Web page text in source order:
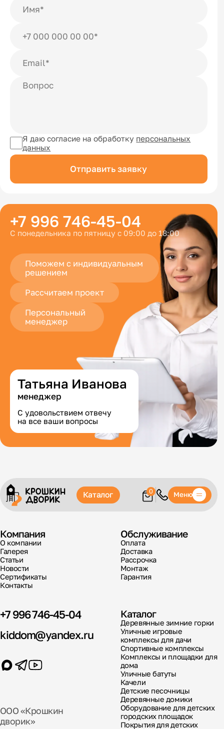
Я даю согласие на обработку персональных
данных
Отправить заявку
+7 996 746-45-04
С понедельника по пятницу с 09:00 до 18:00
Поможем с индивидуальным
решением
Рассчитаем проект
Персональный
менеджер
Татьяна Иванова
менеджер
С удовольствием отвечу
на все ваши вопросы
Каталог 0 Меню
+7 996 746-45-04
kiddom@yandex.ru
ООО «Крошкин
дворик»
Компания
О компании
Галерея
Статьи
Новости
Сертификаты
Контакты
Обслуживание
Оплата
Доставка
Рассрочка
Монтаж
Гарантия
Каталог
Деревянные зимние горки
Уличные игровые
комплексы для дачи
Спортивные комплексы
Комплексы и площадки для
дома
Уличные батуты
Качели
Детские песочницы
Деревянные домики
Оборудование для детских
городских площадок
Покрытия для детских